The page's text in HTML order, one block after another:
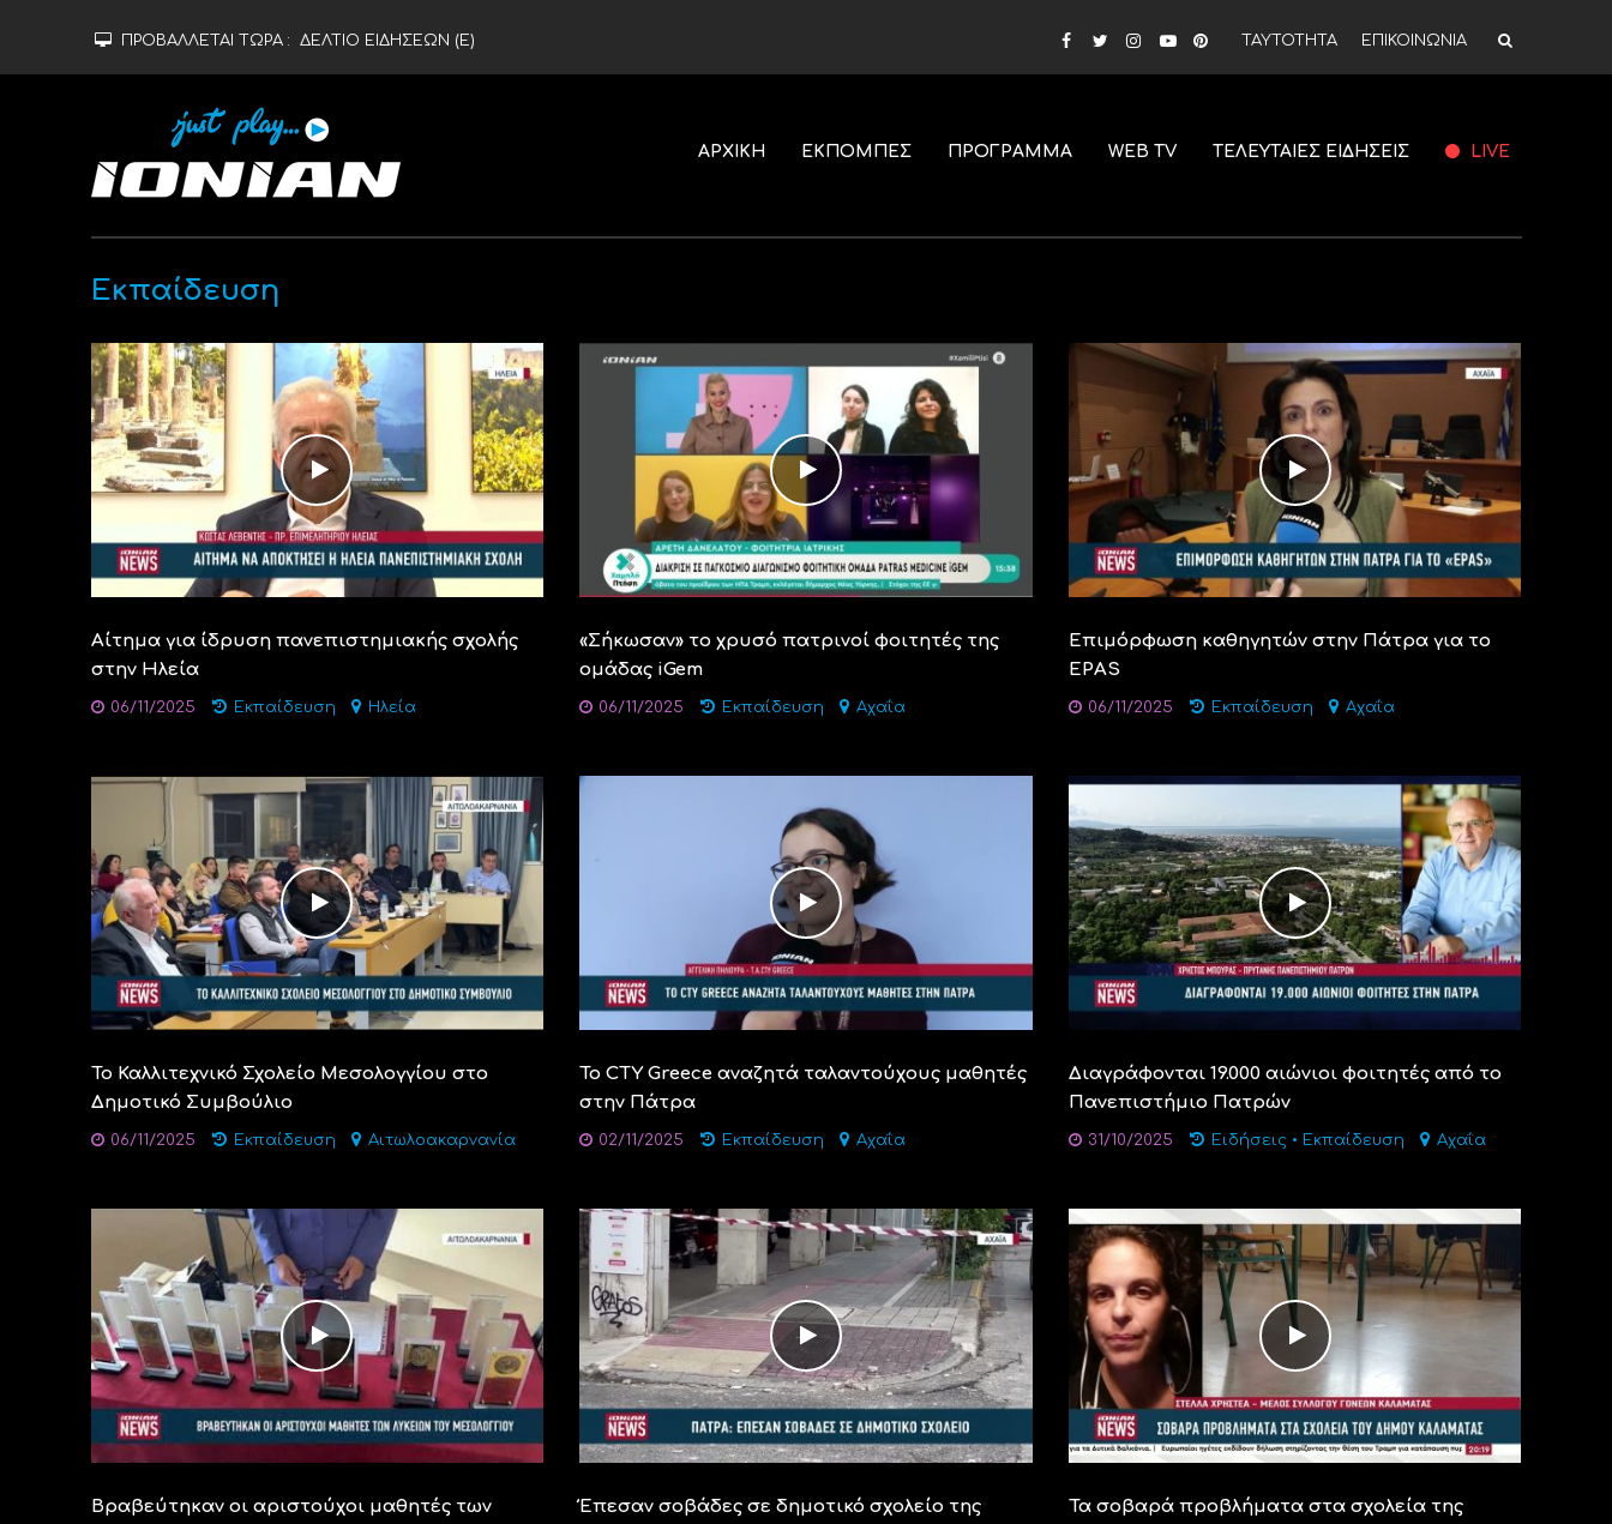
ΠΡΟΒΑΛΛΕΤΑΙ ΤΩΡΑ : ΔΕΛΤΙΟ ΕΙΔΗΣΕΩΝ (Ε) ΤΑΥΤΟΤΗΤΑ ΕΠΙΚΟΙΝΩΝΙΑ
ΑΡΧΙΚΗ ΕΚΠΟΜΠΕΣ ΠΡΟΓΡΑΜΜΑ WEB TV ΤΕΛΕΥΤΑΙΕΣ ΕΙΔΗΣΕΙΣ LIVE
Εκπαίδευση
Αίτημα για ίδρυση πανεπιστημιακής σχολής
στην Ηλεία
06/11/2025 Εκπαίδευση Ηλεία
«Σήκωσαν» το χρυσό πατρινοί φοιτητές της
ομάδας iGem
06/11/2025 Εκπαίδευση Αχαΐα
Επιμόρφωση καθηγητών στην Πάτρα για το
EPAS
06/11/2025 Εκπαίδευση Αχαΐα
Το Καλλιτεχνικό Σχολείο Μεσολογγίου στο
Δημοτικό Συμβούλιο
06/11/2025 Εκπαίδευση Αιτωλοακαρνανία
Το CTY Greece αναζητά ταλαντούχους μαθητές
στην Πάτρα
02/11/2025 Εκπαίδευση Αχαΐα
Διαγράφονται 19.000 αιώνιοι φοιτητές από το
Πανεπιστήμιο Πατρών
31/10/2025 Ειδήσεις • Εκπαίδευση Αχαΐα
Βραβεύτηκαν οι αριστούχοι μαθητές των
Έπεσαν σοβάδες σε δημοτικό σχολείο της
Τα σοβαρά προβλήματα στα σχολεία της